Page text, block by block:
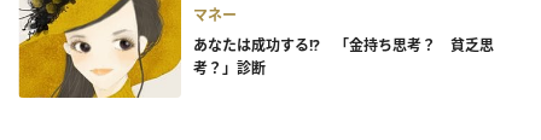
マネー
あなたは成功する!? 「金持ち思考？ 貧乏思
考？」診断